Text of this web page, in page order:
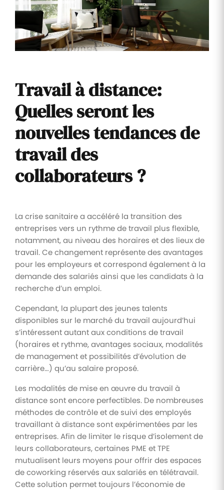
Travail à distance:
Quelles seront les
nouvelles tendances de
travail des
collaborateurs ?
La crise sanitaire a accéléré la transition des
entreprises vers un rythme de travail plus flexible,
notamment, au niveau des horaires et des lieux de
travail. Ce changement représente des avantages
pour les employeurs et correspond également à la
demande des salariés ainsi que les candidats à la
recherche d’un emploi.
Cependant, la plupart des jeunes talents
disponibles sur le marché du travail aujourd’hui
s’intéressent autant aux conditions de travail
(horaires et rythme, avantages sociaux, modalités
de management et possibilités d’évolution de
carrière…) qu’au salaire proposé.
Les modalités de mise en œuvre du travail à
distance sont encore perfectibles. De nombreuses
méthodes de contrôle et de suivi des employés
travaillant à distance sont expérimentées par les
entreprises. Afin de limiter le risque d’isolement de
leurs collaborateurs, certaines PME et TPE
mutualisent leurs moyens pour offrir des espaces
de coworking réservés aux salariés en télétravail.
Cette solution permet toujours l’économie de